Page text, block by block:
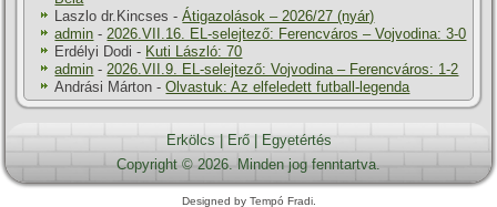
Laszlo dr.Kincses -Átigazolások – 2026/27 (nyár)
admin -2026.VII.16. EL-selejtező: Ferencváros – Vojvodina: 3-0
Erdélyi Dodi - Kuti László: 70
admin -2026.VII.9. EL-selejtező: Vojvodina – Ferencváros: 1-2
Andrási Márton -Olvastuk: Az elfeledett futball-legenda
Erkölcs Erő|
Egyetértés
Copyright © 2026. Minden jog fenntartva.
Designed by Tempó Fradi.